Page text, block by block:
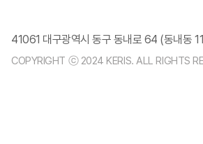
41061 대구광역시 동구 동내로 64 (동내동
COPYRIGHT ⓒ 2024 KERIS. ALL RIGHTS